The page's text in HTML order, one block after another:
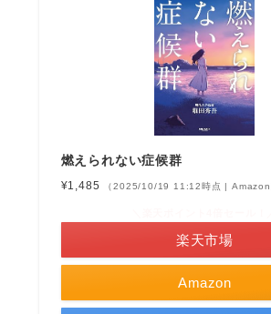
燃えられない症候群
¥1,485 （2025/10/19 11:12時点 | Amazon
Amazon
楽天市場